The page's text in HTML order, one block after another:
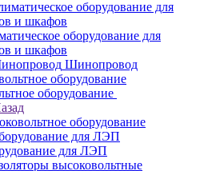
оборудование для
и шкафов
Шинопровод
оборудование
оборудование
для ЛЭП